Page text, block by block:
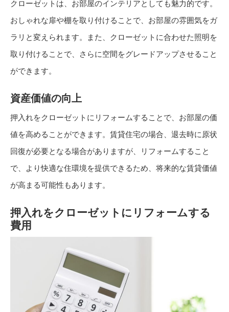
クローゼットは、お部屋のインテリアとしても魅力的です。
おしゃれな扉や棚を取り付けることで、お部屋の雰囲気をガ
ラリと変えられます。また、クローゼットに合わせた照明を
取り付けることで、さらに空間をグレードアップさせること
ができます。
資産価値の向上
押入れをクローゼットにリフォームすることで、お部屋の価
値を高めることができます。賃貸住宅の場合、退去時に原状
回復が必要となる場合がありますが、リフォームすること
で、より快適な住環境を提供できるため、将来的な賃貸価値
が高まる可能性もあります。
押入れをクローゼットにリフォームする
費用